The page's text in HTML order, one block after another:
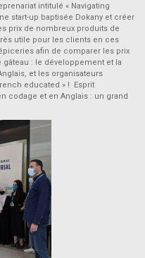
intitulé « Navigating
start-up baptisée Dokany et créer
prix de nombreux produits de
utile pour les clients en ces
afin de comparer les prix
: le développement et la
et les organisateurs
educated » ! Esprit
codage et en Anglais : un grand